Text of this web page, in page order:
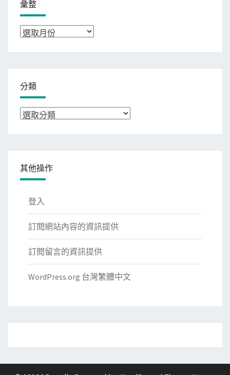
彙整
彙
分類
分
其他操作
登入
訂閱網站內容的資訊提供
訂閱留言的資訊提供
WordPress.org 台灣繁體中文